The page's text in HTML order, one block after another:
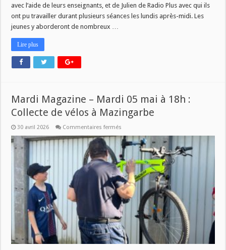
avec l’aide de leurs enseignants, et de Julien de Radio Plus avec qui ils
ont pu travailler durant plusieurs séances les lundis après-midi. Les
jeunes y aborderont de nombreux …
Lire plus
Mardi Magazine – Mardi 05 mai à 18h :
Collecte de vélos à Mazingarbe
30 avril 2026 Commentaires fermés
Magazine
–
Mardi
05
mai
à
18h
:
Collecte
de
vélos
à
Mazingarbe